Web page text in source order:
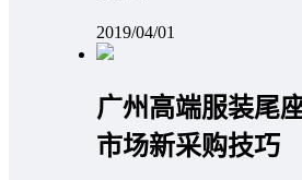
2019/04/01
广州高端服装尾
市场新采购技巧